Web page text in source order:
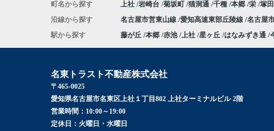
町名から探す 上社 岩崎台 菊坂町 猫洞通 千種 本郷 栄 塚田
沿線から探す 名古屋市営東山線 愛知高速東部丘陵線 名古屋
駅から探す 藤が丘 本郷 赤池 上社 星ヶ丘 はなみずき通
名東トラスト不動産株式会社
〒465-0025
愛知県名古屋市名東区上社１丁目802 上社ターミナルビル 2階
営業時間： 10:00～19:00
定休日： 火曜日・水曜日